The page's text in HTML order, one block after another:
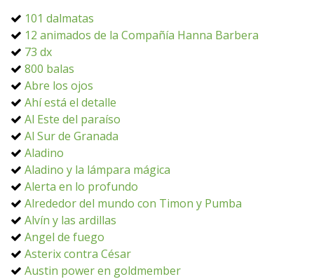
101 dalmatas
12 animados de la Compañía Hanna Barbera
73 dx
800 balas
Abre los ojos
Ahí está el detalle
Al Este del paraíso
Al Sur de Granada
Aladino
Aladino y la lámpara mágica
Alerta en lo profundo
Alrededor del mundo con Timon y Pumba
Alvín y las ardillas
Angel de fuego
Asterix contra César
Austin power en goldmember